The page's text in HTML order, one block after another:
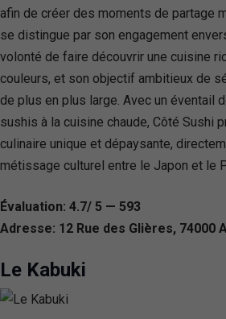
afin de créer des moments de partage
se distingue par son engagement
volonté de faire découvrir une cuisine
couleurs, et son objectif ambitieux de
de plus en plus large. Avec un éventail
sushis à la cuisine chaude, Côté Sushi
culinaire unique et dépaysante,
métissage culturel entre le Japon et le
Évaluation: 4.7/ 5 — 593
Adresse: 12 Rue des Glières, 74000
Le Kabuki